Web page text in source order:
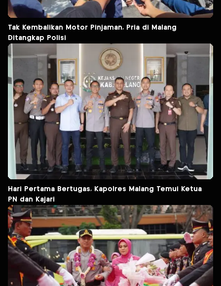
Tak Kembalikan Motor Pinjaman, Pria di Malang
Ditangkap Polisi
Hari Pertama Bertugas, Kapolres Malang Temui Ketua
PN dan Kajari